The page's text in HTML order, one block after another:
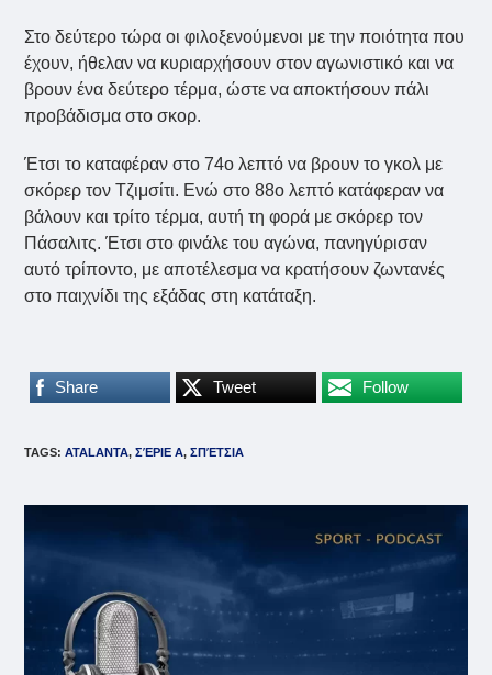
Στο δεύτερο τώρα οι φιλοξενούμενοι με την ποιότητα που
έχουν, ήθελαν να κυριαρχήσουν στον αγωνιστικό και να
βρουν ένα δεύτερο τέρμα, ώστε να αποκτήσουν πάλι
προβάδισμα στο σκορ.
Έτσι το καταφέραν στο 74ο λεπτό να βρουν το γκολ με
σκόρερ τον Τζιμσίτι. Ενώ στο 88ο λεπτό κατάφεραν να
βάλουν και τρίτο τέρμα, αυτή τη φορά με σκόρερ τον
Πάσαλιτς. Έτσι στο φινάλε του αγώνα, πανηγύρισαν
αυτό τρίποντο, με αποτέλεσμα να κρατήσουν ζωντανές
στο παιχνίδι της εξάδας στη κατάταξη.
Share Tweet Follow
TAGS:ATALANTA, ΣΈΡΙΕ Α, ΣΠΈΤΣΙΑ